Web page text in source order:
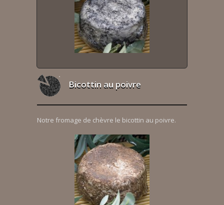
Bicottin au poivre
Notre fromage de chèvre le bicottin au poivre.